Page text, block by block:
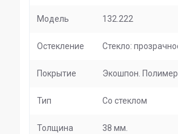
Модель 132.222
Остекление Стекло:
Покрытие Экошпон.
Тип Со стеклом
Толщина 38 мм.